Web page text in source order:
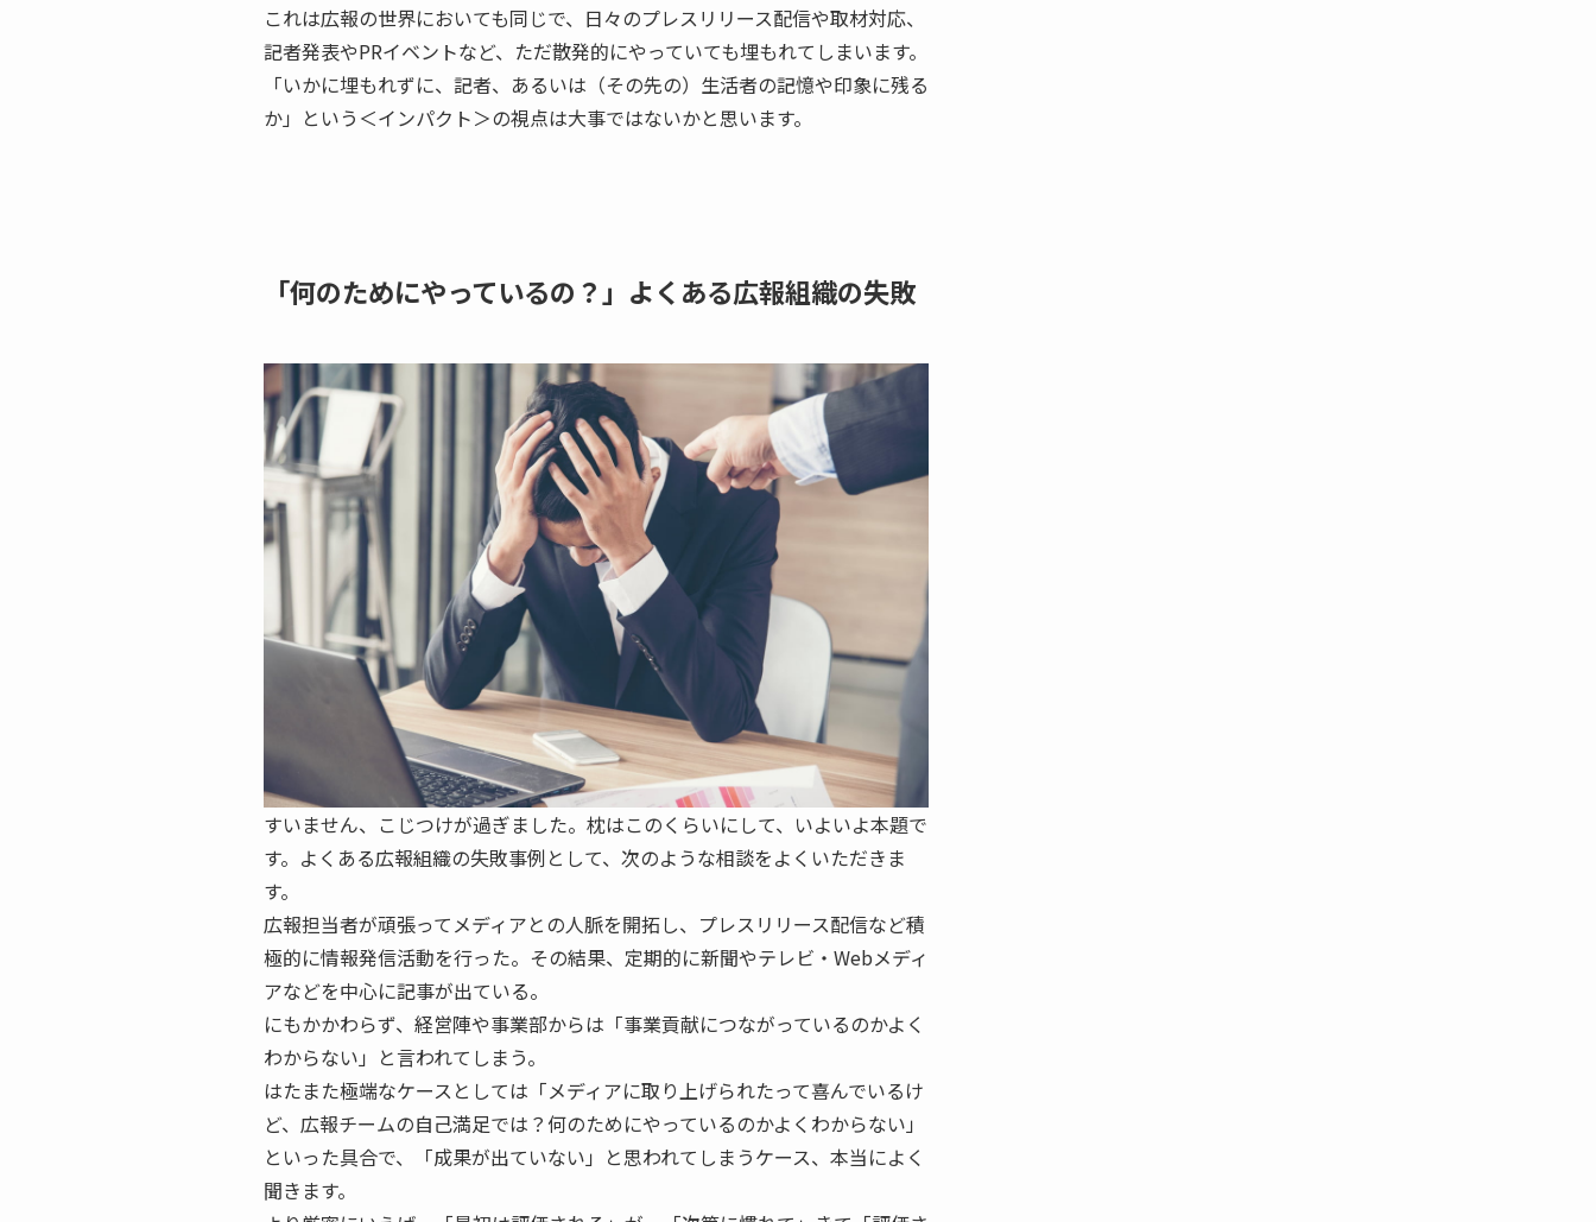
これは広報の世界においても同じで、日々のプレスリリース配信や取材対応、
記者発表やPRイベントなど、ただ散発的にやっていても埋もれてしまいます。
「いかに埋もれずに、記者、あるいは（その先の）生活者の記憶や印象に残る
か」という＜インパクト＞の視点は大事ではないかと思います。
「何のためにやっているの？」よくある広報組織の失敗
すいません、こじつけが過ぎました。枕はこのくらいにして、いよいよ本題で
す。よくある広報組織の失敗事例として、次のような相談をよくいただきま
す。
広報担当者が頑張ってメディアとの人脈を開拓し、プレスリリース配信など積
極的に情報発信活動を行った。その結果、定期的に新聞やテレビ・Webメディ
アなどを中心に記事が出ている。
にもかかわらず、経営陣や事業部からは「事業貢献につながっているのかよく
わからない」と言われてしまう。
はたまた極端なケースとしては「メディアに取り上げられたって喜んでいるけ
ど、広報チームの自己満足では？何のためにやっているのかよくわからない」
といった具合で、「成果が出ていない」と思われてしまうケース、本当によく
聞きます。